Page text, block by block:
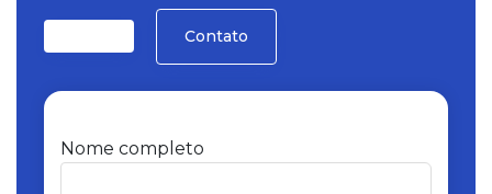
Contato
Nome completo